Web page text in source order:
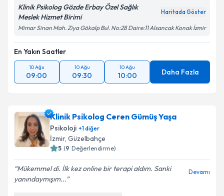
Klinik Psikolog Gözde Erbay Özel Sağlık
Meslek Hizmet Birimi
Haritada Göster
Mimar Sinan Mah. Ziya Gökalp Bul. No:28 Daire:11 Alsancak Konak İzmir
En Yakın Saatler
10 Ağu
09:00
10 Ağu
09:30
10 Ağu
10:00 Daha Fazla
Klinik Psikolog Ceren Gümüş Yaşa
Psikoloji +1diğer
İzmir, Güzelbahçe
5 (9 Değerlendirme)
Mükemmel di. İlk kez online bir terapi aldım. Sanki
yanındaymışım...
Devamı